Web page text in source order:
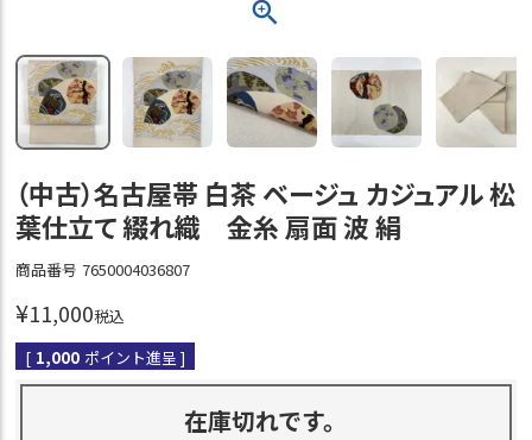
（中古）名古屋帯 白茶 ベージュ カジュアル 松
葉仕立て 綴れ織 金糸 扇面 波 絹
商品番号 7650004036807
¥11,000税込
[ 1,000 ポイント進呈 ]
在庫切れです。